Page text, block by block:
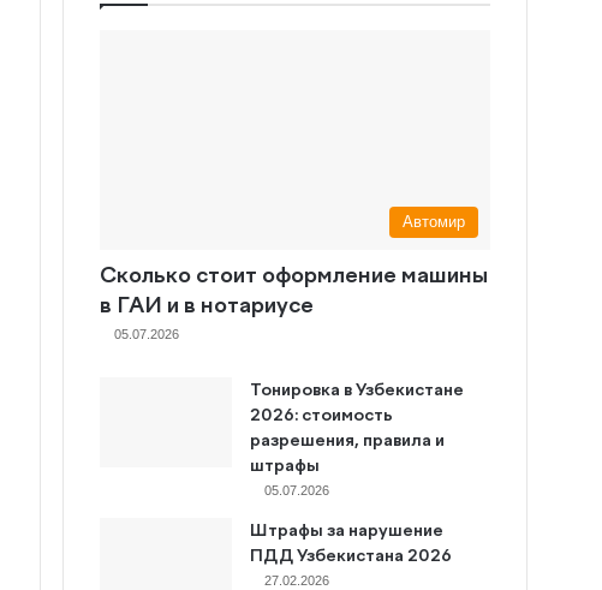
Автомир
Сколько стоит оформление машины
в ГАИ и в нотариусе
05.07.2026
Тонировка в Узбекистане
2026: стоимость
разрешения, правила и
штрафы
05.07.2026
Штрафы за нарушение
ПДД Узбекистана 2026
27.02.2026